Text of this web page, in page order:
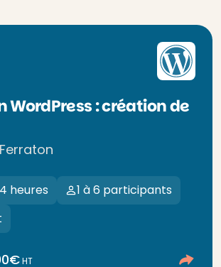
WordPress : création de
heures
1 à 6 participants
HT